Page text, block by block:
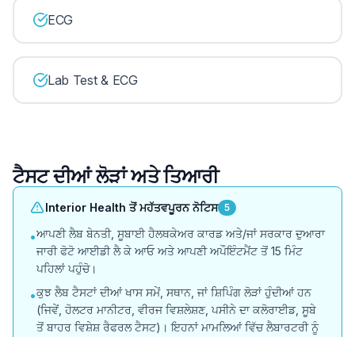
ECG
Lab Test & ECG
ਟੈਸਟ ਦੀਆਂ ਲੋੜਾਂ ਅਤੇ ਤਿਆਰੀ
Interior Health ਤੋਂ ਮਹੱਤਵਪੂਰਨ ਨੋਟਿਸ 5
•ਆਪਣੀ ਲੈਬ ਬੇਨਤੀ, ਸੂਬਾਈ ਹੈਲਥਕੇਅਰ ਕਾਰਡ ਅਤੇ/ਜਾਂ ਸਰਕਾਰ ਦੁਆਰਾ
ਜਾਰੀ ਫੋਟੋ ਆਈਡੀ ਲੈ ਕੇ ਆਓ ਅਤੇ ਆਪਣੀ ਅਪੌਇੰਟਮੈਂਟ ਤੋਂ 15 ਮਿੰਟ
ਪਹਿਲਾਂ ਪਹੁੰਚੋ।
•ਕੁਝ ਲੈਬ ਟੈਸਟਾਂ ਦੀਆਂ ਖਾਸ ਸਮੇਂ, ਸਥਾਨ, ਜਾਂ ਸ਼ਿਪਿੰਗ ਲੋੜਾਂ ਹੁੰਦੀਆਂ ਹਨ
(ਜਿਵੇਂ, ਹੋਲਟਰ ਮਾਨੀਟਰ, ਵੀਰਜ ਵਿਸ਼ਲੇਸ਼ਣ, ਪਸੀਨੇ ਦਾ ਕਲੋਰਾਈਡ, ਸੂਬੇ
ਤੋਂ ਬਾਹਰ ਵਿਸ਼ੇਸ਼ ਰੈਫਰਲ ਟੈਸਟ)। ਇਹਨਾਂ ਮਾਮਲਿਆਂ ਵਿੱਚ ਲੈਬਾਰਟਰੀ ਨੂੰ